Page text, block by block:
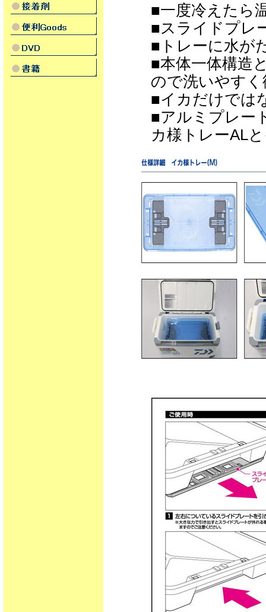
■一度冷えたら
■スライドプレ
■トレーに水が
■本体一体構造
ので洗いやすく
■イカだけでは
■アルミプレー
カ様トレーAL